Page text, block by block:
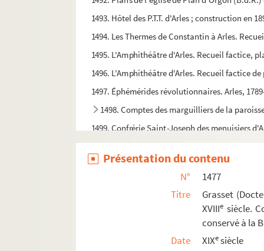
1493. Hôtel des P.T.T. d'Arles ; construction en
1494. Les Thermes de Constantin à Arles.
1495. L'Amphithéâtre d'Arles. Recueil factice,
1496. L'Amphithéâtre d'Arles. Recueil factice de
1497. Éphémérides révolutionnaires. Arles,
1498. Comptes des marguilliers de la
1499. Confrérie Saint-Joseph des menuisiers
1500. Confrérie Saint-Pierre des pécheurs
1501. Nourri (Jean-Paul). Une heure avec
1502. Rouquette (Jean-Maurice). Le Musée
1503. Transaction entre les consuls de la ville
Présentation du contenu
N°
1477
Titre
Grasset
XVIIIe siècle.
conservé à la
Date
XIXesiècle